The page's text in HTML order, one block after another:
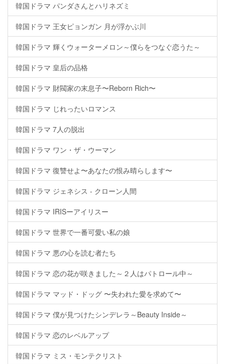
韓国ドラマ パンダさんとハリネズミ
韓国ドラマ 王女ピョンガン 月が浮かぶ川
韓国ドラマ 輝くウォーターメロン～僕らをつなぐ恋うた～
韓国ドラマ 皇后の品格
韓国ドラマ 財閥家の末息子〜Reborn Rich〜
韓国ドラマ じれったいロマンス
韓国ドラマ 7人の脱出
韓国ドラマ ワン・ザ・ウーマン
韓国ドラマ 復讐せよ〜あなたの恨み晴らします〜
韓国ドラマ ジェネシス - クローン人間
韓国ドラマ IRISーアイリスー
韓国ドラマ 世界で一番可愛い私の娘
韓国ドラマ 悪の心を読む者たち
韓国ドラマ 恋の花が咲きました～２人はパトロール中～
韓国ドラマ マッド・ドッグ 〜失われた愛を求めて〜
韓国ドラマ 僕が見つけたシンデレラ～Beauty Inside～
韓国ドラマ 恋のレベルアップ
韓国ドラマ ミス・モンテクリスト